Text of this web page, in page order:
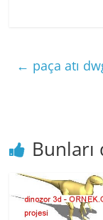
b
k
← paça atı